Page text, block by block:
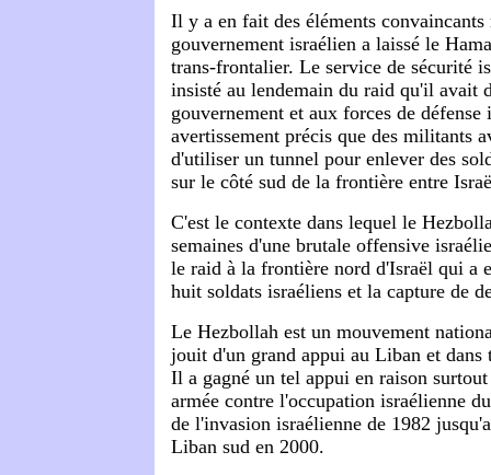
Il y a en fait des éléments
gouvernement israélien a laissé le
trans-frontalier. Le service de sécurité
insisté au lendemain du raid qu'il avait
gouvernement et aux forces de défense
avertissement précis que des militants
d'utiliser un tunnel pour enlever des
sur le côté sud de la frontière entre
C'est le contexte dans lequel le
semaines d'une brutale offensive
le raid à la frontière nord d'Israël qui a
huit soldats israéliens et la capture de
Le Hezbollah est un mouvement
jouit d'un grand appui au Liban et dans
Il a gagné un tel appui en raison surtout
armée contre l'occupation israélienne
de l'invasion israélienne de 1982
Liban sud en 2000.